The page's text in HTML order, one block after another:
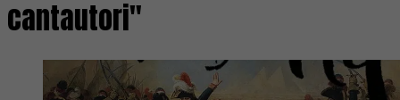
cantautori"